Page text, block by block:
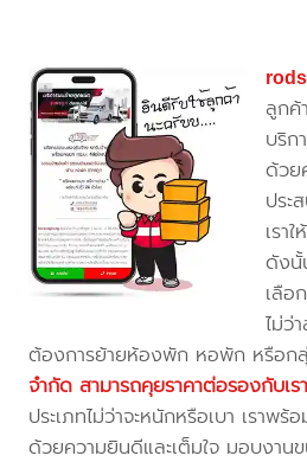
ลูกค้
บริก
ด้ว
ประ
เรา
ดังนั้
เลือ
ไม่ว่
ต้องการย้ายห้องพัก หอพัก หรือก
จำกัด สามารถคุยราคาต่อรองกับเร
ประเภทไม่ว่าจะหนักหรือเบา เราพ
ด้วยความยินดีและเต็มใจ มอบงาน